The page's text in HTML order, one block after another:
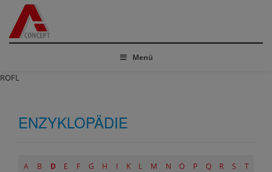
Menü
ROFL
ENZYKLOPÄDIE
A B D E F G H I K L M N O P Q R S T